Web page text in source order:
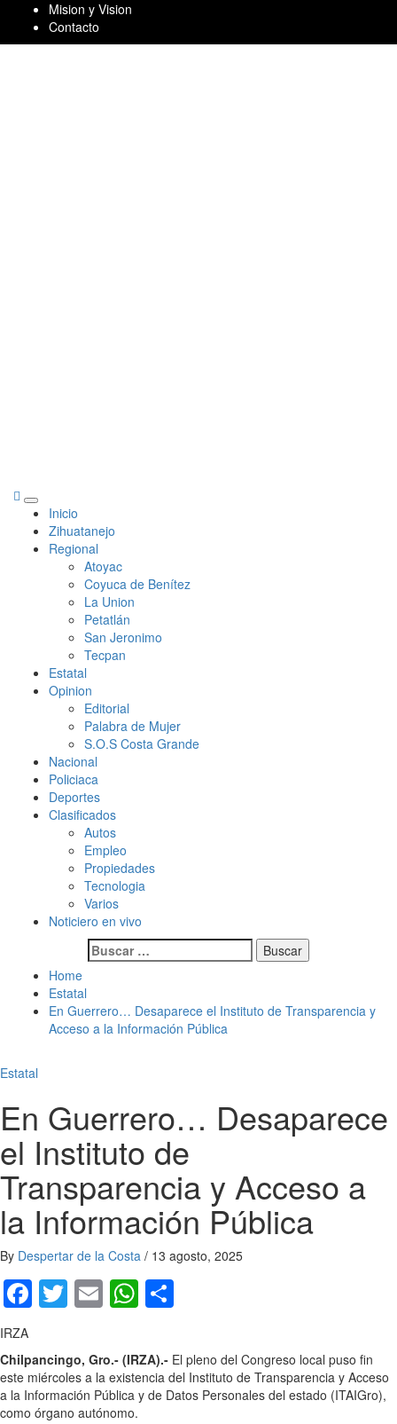
content
Mision y Vision
Contacto
Primary
Menu
Inicio
Zihuatanejo
Regional
Atoyac
Coyuca de Benítez
La Union
Petatlán
San Jeronimo
Tecpan
Estatal
Opinion
Editorial
Palabra de Mujer
S.O.S Costa Grande
Nacional
Policiaca
Deportes
Clasificados
Autos
Empleo
Propiedades
Tecnologia
Varios
Noticiero en vivo
Buscar:
Home
Estatal
En Guerrero… Desaparece el Instituto de Transparencia y
Acceso a la Información Pública
Estatal
En Guerrero… Desaparece
el Instituto de
Transparencia y Acceso a
la Información Pública
By Despertar de la Costa / 13 agosto, 2025
Facebook
Twitter
EmailWhatsApp
IRZA
Chilpancingo, Gro.- (IRZA).- El pleno del Congreso local puso fin
este miércoles a la existencia del Instituto de Transparencia y Acceso
a la Información Pública y de Datos Personales del estado (ITAIGro),
como órgano autónomo.